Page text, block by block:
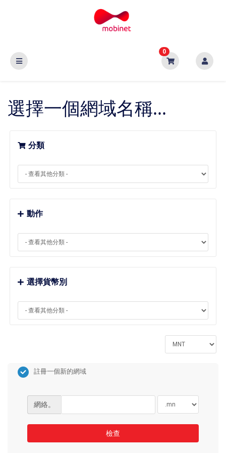
0
選擇一個網域名稱...
分類
動作
選擇貨幣別
註冊一個新的網域
網絡。
檢查